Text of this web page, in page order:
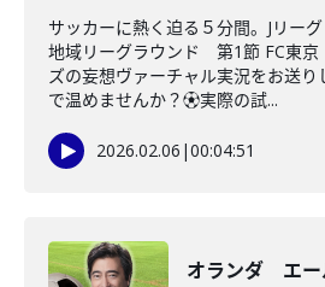
サッカーに熱く迫る５分間。Jリー
地域リーグラウンド 第1節 FC東
ズの妄想ヴァーチャル実況をお送り
で温めませんか？⚽️実際の試...
2026.02.06 |00:04:51
オランダ エー